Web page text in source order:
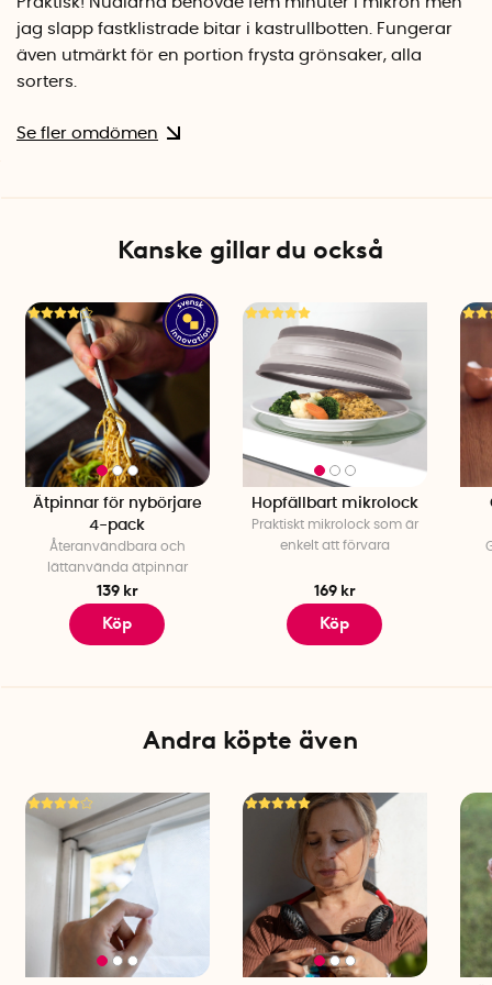
Tål ej ugn
Tål frys
Diskmaskinssäker i översta facket
jag slapp fastklistrade bitar i kastrullbotten. Fungerar
även utmärkt för en portion frysta grönsaker, alla
sorters.
Se fler omdömen
Kanske gillar du också
Ätpinnar för nybörjare
4-pack
Återanvändbara och
lättanvända ätpinnar
139 kr
Köp
Hopfällbart mikrolock
Praktiskt mikrolock som är
enkelt att förvara
169 kr
Köp
Andra köpte även